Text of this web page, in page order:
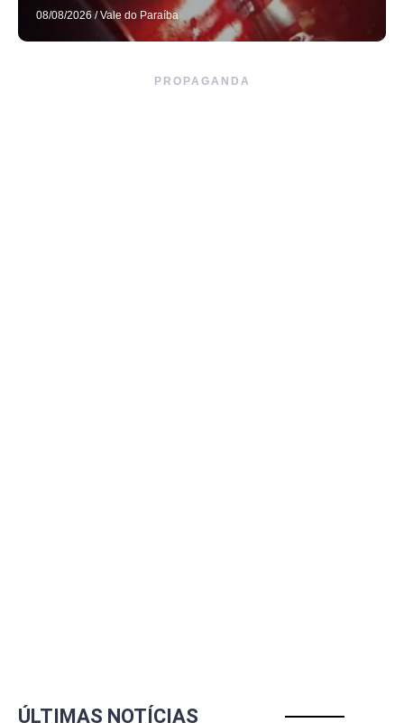
08/08/2026 / Vale do Paraíba
PROPAGANDA
ÚLTIMAS NOTÍCIAS